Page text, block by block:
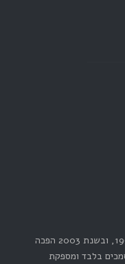
עדן גז מתעסקת בתחום הגז החל משנת 1990, ובשנת 2003 הפכה
בלבד ומספקת